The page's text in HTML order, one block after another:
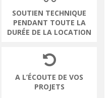
SOUTIEN TECHNIQUE
PENDANT TOUTE LA
DURÉE DE LA LOCATION
A L’ÉCOUTE DE VOS
PROJETS